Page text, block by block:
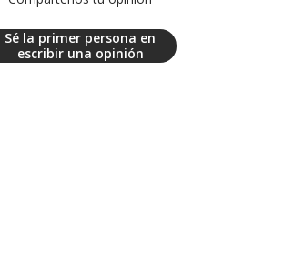
Sé la primer persona en
escribir una opinión